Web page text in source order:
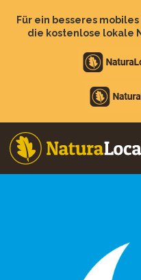
zumFür ein besseres
die kostenlose lokale